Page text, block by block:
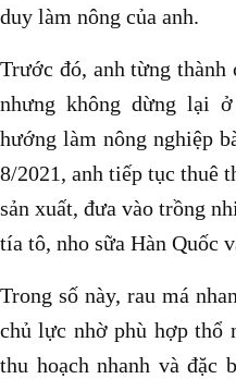
duy làm nông của anh.
Trước đó, anh từng
nhưng không dừng lại
hướng làm nông nghiệp
8/2021, anh tiếp tục thuê
sản xuất, đưa vào trồng
tía tô, nho sữa Hàn Quốc
Trong số này, rau má
chủ lực nhờ phù hợp thổ
thu hoạch nhanh và đặc